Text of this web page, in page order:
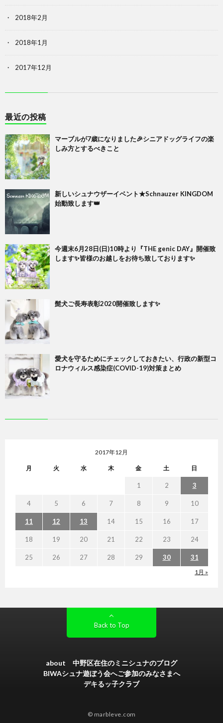
2018年2月
2018年1月
2017年12月
最近の投稿
マーブルが7歳になりました🎉シニアドッグライフの楽
しみ方とするべきこと
新しいシュナウザーイベント★Schnauzer KINGDOM
始動致します👑
今週末6月28日(日)10時より『THE genic DAY』開催致
します✨皆様のお越しをお待ち致しております✨
髭犬ご長寿表彰2020開催致します✨
愛犬を守るためにチェックしておきたい、行政の新型コ
ロナウィルス感染症(COVID-19)対策まとめ
2017年12月
月 火 水 木 金 土 日
1月 »
1 2 3
4 5 6 7 8 9 10
11 12 13 14 15 16 17
18 19 20 21 22 23 24
25 26 27 28 29 30 31
Back to Top
about 中野区在住のミニシュナのブログ
BIWAシュナ遊ぼう会へご参加のみなさまへ
デキるッ子クラブ
© marbleve.com